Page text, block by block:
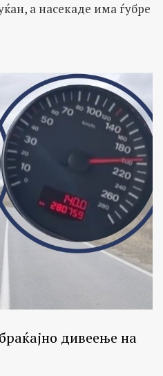
а насекаде има ѓубре
дивеење на